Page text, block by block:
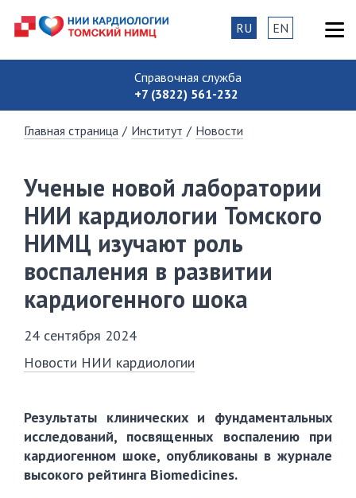
Справочная служба
+7 (3822) 561-232
RU EN
Главная страница / Институт / Новости
Ученые новой лаборатории
НИИ кардиологии Томского
НИМЦ изучают роль
воспаления в развитии
кардиогенного шока
24 сентября 2024
Новости НИИ кардиологии
Результаты клинических и фундаментальных
исследований, посвященных воспалению при
кардиогенном шоке, опубликованы в журнале
высокого рейтинга Biomedicines.